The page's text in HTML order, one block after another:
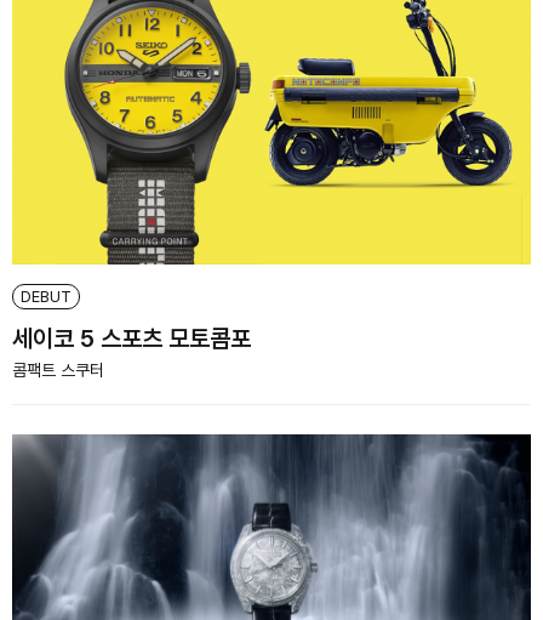
DEBUT
세이코 5 스포츠 모토콤포
콤팩트 스쿠터